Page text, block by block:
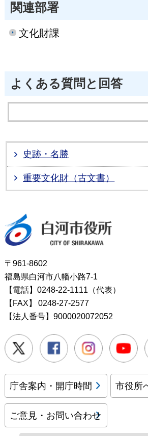
関連部署
文化財課
よくある質問と回答
史跡・名勝
重要文化財（古文書）
〒961-8602
福島県白河市八幡小路7-1
【電話】0248-22-1111（代表）
【FAX】
0248-27-2577
【法人番号】9000020072052
Twitter Facebook
庁舎案内・開庁時間 市役所
ご意見・お問い合わせ